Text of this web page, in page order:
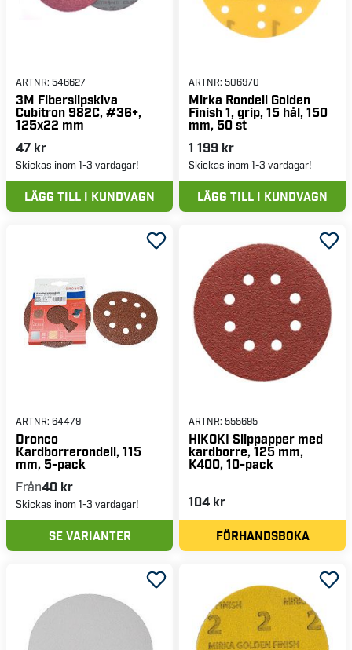
ARTNR: 546627
3M Fiberslipskiva
Cubitron 982C, #36+,
125x22 mm
47 kr
Skickas inom 1-3 vardagar!
LÄGG TILL I KUNDVAGN
ARTNR: 506970
Mirka Rondell Golden
Finish 1, grip, 15 hål, 150
mm, 50 st
1 199 kr
Skickas inom 1-3 vardagar!
LÄGG TILL I KUNDVAGN
ARTNR: 64479
Dronco
Kardborrerondell, 115
mm, 5-pack
Från40 kr
Skickas inom 1-3 vardagar!
SE VARIANTER
ARTNR: 555695
HiKOKI Slippapper med
kardborre, 125 mm,
K400, 10-pack
104 kr
FÖRHANDSBOKA